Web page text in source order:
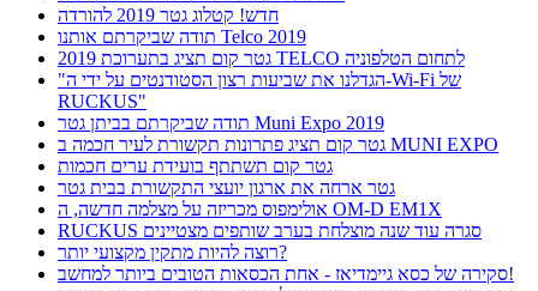
חדש! קטלוג גטר 2019 להורדה
תודה שביקרתם אותנו Telco 2019
גטר קום תציג בתערוכת 2019 TELCO לתחום הטלפוניה
"הגדלנו את שביעות רצון הסטודנטים על ידי ה-Wi-Fi של
RUCKUS"
תודה שביקרתם בביתן גטר Muni Expo 2019
גטר קום תציג פתרונות תקשורת לעיר חכמה ב MUNI EXPO
גטר קום תשתתף בועידת ערים חכמות
גטר ארחה את ארגון יועצי התקשורת בבית גטר
אולימפוס מכריזה על מצלמה חדשה, ה OM-D EM1X
RUCKUS סגרה עוד שנה מוצלחת בערב שותפים מצטיינים
רוצה להיות מתקין מקצועי יותר?
סקירה של כסא גיימדיאז - אחת הכסאות הטובים ביותר למחשב!